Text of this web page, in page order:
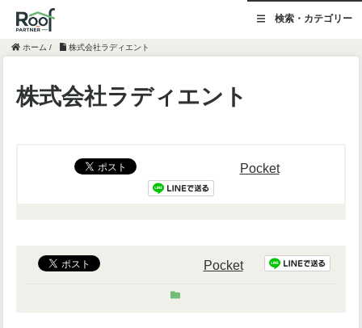
検索・カテゴリー
ホーム / 株式会社ラディエント
株式会社ラディエント
Pocket
Pocket